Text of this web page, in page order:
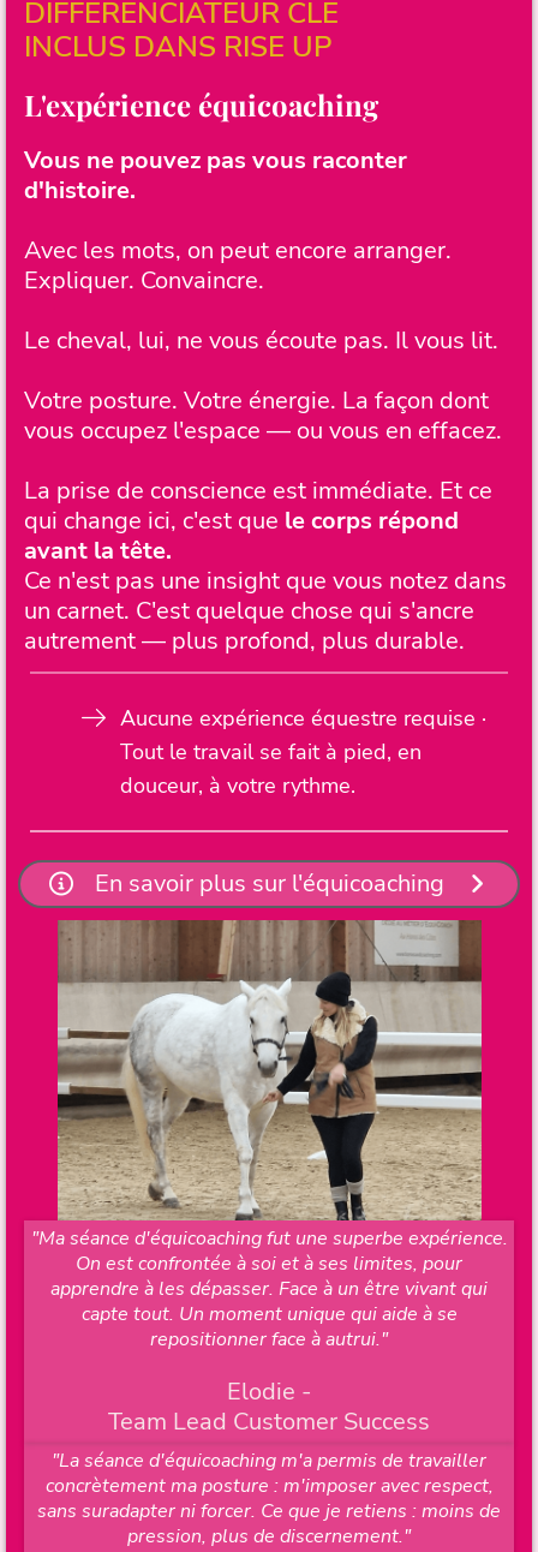
DIFFERENCIATEUR CLE
INCLUS DANS RISE UP
L'expérience équicoaching
Vous ne pouvez pas vous raconter
d'histoire.
Avec les mots, on peut encore arranger.
Expliquer. Convaincre.
Le cheval, lui, ne vous écoute pas. Il vous lit.
Votre posture. Votre énergie. La façon dont
vous occupez l'espace — ou vous en effacez.
La prise de conscience est immédiate. Et ce
qui change ici, c'est que le corps répond
avant la tête.
Ce n'est pas une insight que vous notez dans
un carnet. C'est quelque chose qui s'ancre
autrement — plus profond, plus durable.
Aucune expérience équestre requise ·
Tout le travail se fait à pied, en
douceur, à votre rythme.
En savoir plus sur l'équicoaching
"Ma séance d'équicoaching fut une superbe expérience.
On est confrontée à soi et à ses limites, pour
apprendre à les dépasser. Face à un être vivant qui
capte tout. Un moment unique qui aide à se
repositionner face à autrui."
Elodie -
Team Lead Customer Success
"La séance d'équicoaching m'a permis de travailler
concrètement ma posture : m'imposer avec respect,
sans suradapter ni forcer. Ce que je retiens : moins de
pression, plus de discernement."